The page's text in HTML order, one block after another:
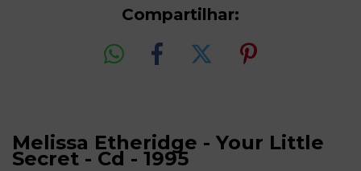
Compartilhar:
Melissa Etheridge - Your Little
Secret - Cd - 1995